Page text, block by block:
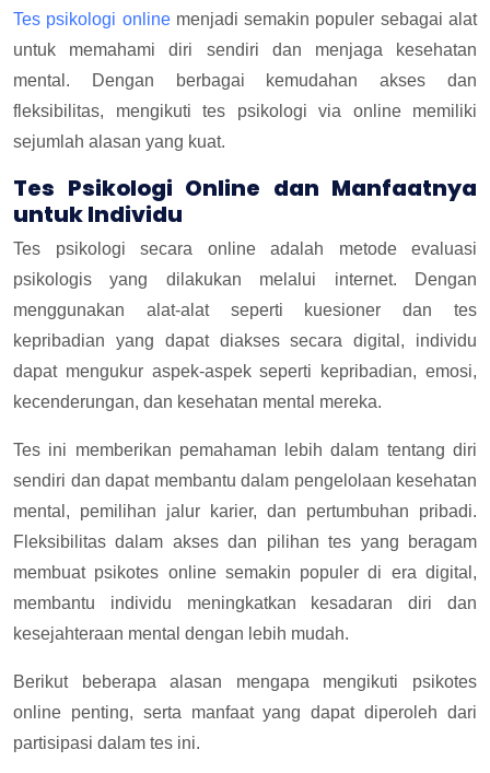
Tes psikologi onlinemenjadi semakin populer sebagai alat
untuk memahami diri sendiri dan menjaga kesehatan
mental. Dengan berbagai kemudahan akses dan
fleksibilitas, mengikuti tes psikologi via online memiliki
sejumlah alasan yang kuat.
Tes Psikologi Online dan Manfaatnya
untuk Individu
Tes psikologi secara online adalah metode evaluasi
psikologis yang dilakukan melalui internet. Dengan
menggunakan alat-alat seperti kuesioner dan tes
kepribadian yang dapat diakses secara digital, individu
dapat mengukur aspek-aspek seperti kepribadian, emosi,
kecenderungan, dan kesehatan mental mereka.
Tes ini memberikan pemahaman lebih dalam tentang diri
sendiri dan dapat membantu dalam pengelolaan kesehatan
mental, pemilihan jalur karier, dan pertumbuhan pribadi.
Fleksibilitas dalam akses dan pilihan tes yang beragam
membuat psikotes online semakin populer di era digital,
membantu individu meningkatkan kesadaran diri dan
kesejahteraan mental dengan lebih mudah.
Berikut beberapa alasan mengapa mengikuti psikotes
online penting, serta manfaat yang dapat diperoleh dari
partisipasi dalam tes ini.